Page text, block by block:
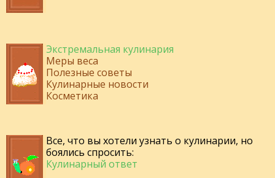
Экстремальная кулинария
Меры веса
Полезные советы
Кулинарные новости
Косметика
Все, что вы хотели узнать о кулинарии, но
боялись спросить:
Кулинарный ответ